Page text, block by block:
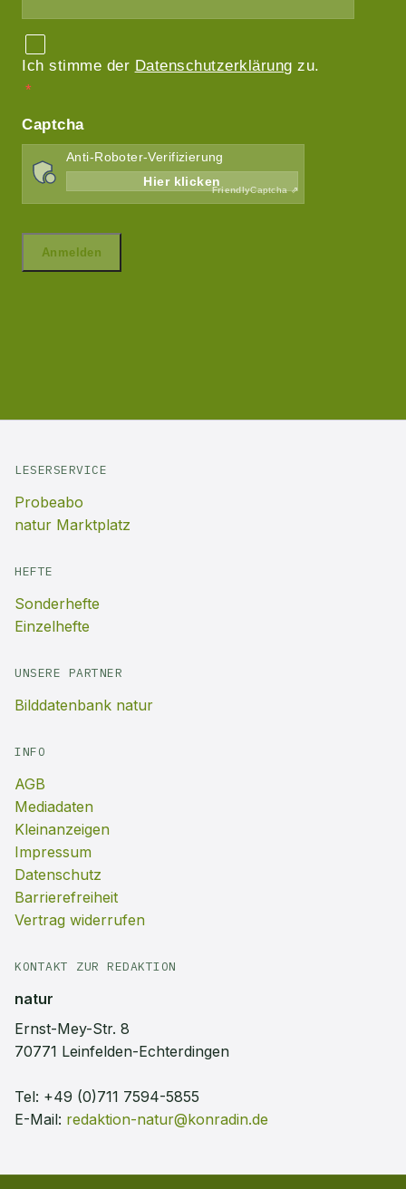
LESERSERVICE
Probeabo
natur Marktplatz
HEFTE
Sonderhefte
Einzelhefte
UNSERE PARTNER
Bilddatenbank natur
INFO
AGB
Mediadaten
Kleinanzeigen
Impressum
Datenschutz
Barrierefreiheit
Vertrag widerrufen
KONTAKT ZUR REDAKTION
natur
Ernst-Mey-Str. 8
70771 Leinfelden-Echterdingen
Tel: +49 (0)711 7594-5855
E-Mail: redaktion-natur@konradin.de